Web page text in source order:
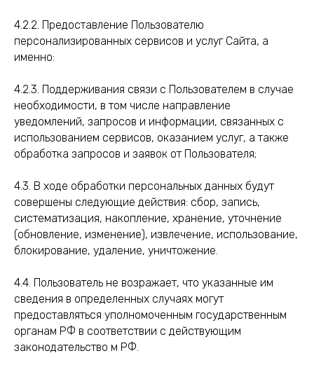
4.2.2. Предоставление Пользователю
персонализированных сервисов и услуг Сайта, а
именно:
4.2.3. Поддерживания связи с Пользователем в случае
необходимости, в том числе направление
уведомлений, запросов и информации, связанных с
использованием сервисов, оказанием услуг, а также
обработка запросов и заявок от Пользователя;
4.3. В ходе обработки персональных данных будут
совершены следующие действия: сбор, запись,
систематизация, накопление, хранение, уточнение
(обновление, изменение), извлечение, использование,
блокирование, удаление, уничтожение.
4.4. Пользователь не возражает, что указанные им
сведения в определенных случаях могут
предоставляться уполномоченным государственным
органам РФ в соответствии с действующим
законодательство м РФ.